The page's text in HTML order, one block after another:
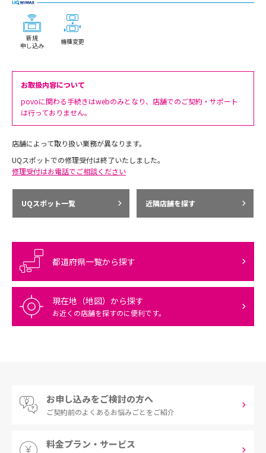
新規
申し込み
機種変更
お取扱内容について
povoに関わる手続きはwebのみとなり、店舗でのご契約・サポート
は行っておりません。
店舗によって取り扱い業務が異なります。
UQスポットでの修理受付は終了いたしました。
修理受付はお電話でご相談ください
UQスポット一覧 近隣店舗を探す
都道府県一覧から探す
現在地（地図）から探す
お近くの店舗を探すのに便利です。
お申し込みをご検討の方へ
ご契約前のよくあるお悩みごとをご紹介
料金プラン・サービス